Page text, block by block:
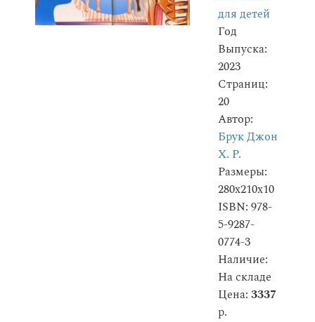
для детей
Год
Выпуска:
2023
Страниц:
20
Автор:
Брук Джон
Х. Р.
Размеры:
280x210x10
ISBN: 978-
5-9287-
0774-3
Наличие:
На складе
Цена: 3337
р.